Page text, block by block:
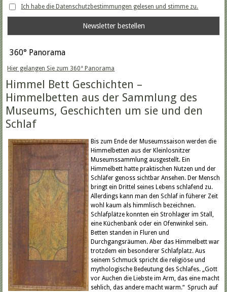
Ich habe die Datenschutzbestimmungen gelesen und stimme zu.
360° Panorama
Hier gelangen Sie zum 360° Panorama
Himmel Bett Geschichten –
Himmelbetten aus der Sammlung des
Museums, Geschichten um sie und den
Schlaf
Bis zum Ende der Museumssaison werden die
Himmelbetten aus der Kleinlosnitzer
Museumssammlung ausgestellt. Ein
Himmelbett hatte praktischen Nutzen und der
Schläfer genoss sichtbar Ansehen. Der Mensch
bringt ein Drittel seines Lebens schlafend zu.
Allerdings kann man den Schlaf in füherer Zeit
wohl kaum als himmlisch bezeichnen.
Schlafplätze konnten ein Strohlager im Stall,
eine Küchenbank oder ein Ofenwinkel sein.
Betten standen in Fluren und
Durchgangsräumen. Aber das Himmelbett war
trotzdem ein besonderer Schlafplatz. Aus
seinem Schmuck spricht die religiöse und
mythologische Bedeutung des Schlafes. „Gott
vor Auchen die Liebste im Arm, das eine macht
sehlich, das andere macht warm.“ Spruch auf